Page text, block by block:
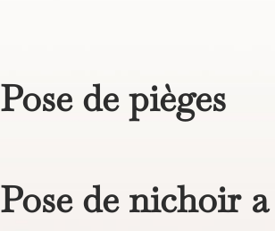
Pose de pièges
Pose de nichoir